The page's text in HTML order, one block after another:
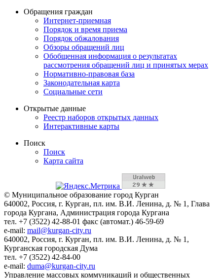
Обращения граждан
Интернет-приемная
Порядок и время приема
Порядок обжалования
Обзоры обращений лиц
Обобщенная информация о результатах
рассмотрения обращений лиц и принятых мерах
Нормативно-правовая база
Законодательная карта
Социальные сети
Открытые данные
Реестр наборов открытых данных
Интерактивные карты
Поиск
Поиск
Карта сайта
© Муниципальное образование город Курган
640002, Россия, г. Курган, пл. им. В.И. Ленина, д. № 1, Глава
города Кургана, Администрация города Кургана
тел. +7 (3522) 42-88-01 факс (автомат.) 46-59-69
e-mail: mail@kurgan-city.ru
640002, Россия, г. Курган, пл. им. В.И. Ленина, д. № 1,
Курганская городская Дума
тел. +7 (3522) 42-84-00
e-mail: duma@kurgan-city.ru
Управление массовых коммуникаций и общественных